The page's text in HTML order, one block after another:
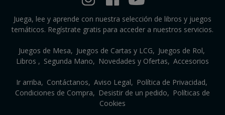
Juega, lee y aprende con nuestra selección de libros y juegos
temáticos. Regístrate gratis para acceder a nuestros servicios.
Juegos de Mesa Juegos de Cartas y LCG
Juegos de Rol
Libros
Segunda Mano Novedades y Ofertas Accesorios
Ir arriba Contáctanos Aviso Legal
Política de Privacidad
Condiciones de Compra
Desistir de un pedido
Políticas de
Cookies